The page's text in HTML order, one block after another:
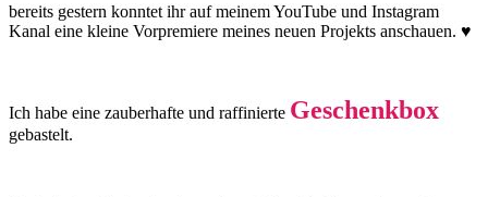
bereits gestern konntet ihr auf meinem YouTube und Instagram
Kanal eine kleine Vorpremiere meines neuen Projekts anschauen. ♥
Ich habe eine zauberhafte und raffinierte Geschenkbox
gebastelt.